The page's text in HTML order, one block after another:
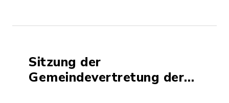
Sitzung der
Gemeindevertretung der